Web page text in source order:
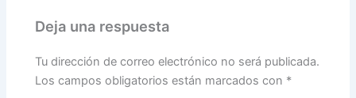
Deja una respuesta
Tu dirección de correo electrónico no será publicada.
Los campos obligatorios están marcados con *